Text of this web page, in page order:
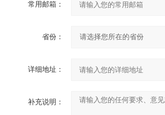
常用邮箱：
省份：
详细地址：
补充说明：